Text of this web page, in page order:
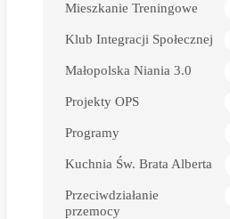
Mieszkanie Treningowe
Klub Integracji Społecznej
Małopolska Niania 3.0
Projekty OPS
Programy
Kuchnia Św. Brata Alberta
Przeciwdziałanie
przemocy